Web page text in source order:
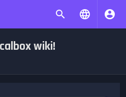
wiki!